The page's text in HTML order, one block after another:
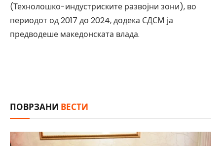
(Технолошко-индустриските развојни зони), во
периодот од 2017 до 2024, додека СДСМ ја
предводеше македонската влада.
ПОВРЗАНИ ВЕСТИ